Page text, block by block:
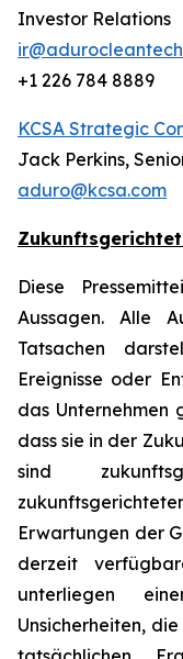
Investor Relations
+1 226 784 8889
KCSA Strategic
Jack Perkins,
aduro@kcsa.com
Diese
Aussagen. Alle
Tatsachen
Ereignisse oder
das Unternehmen
dass sie in der
sind
Erwartungen der
derzeit
unterliegen
Unsicherheiten,